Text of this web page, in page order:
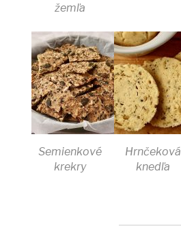
žemľa
Semienkové
krekry
Hrnčeková
knedľa